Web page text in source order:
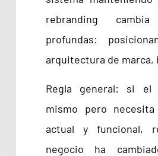
rebranding
profundas:
arquitectura de marca,
Regla general: si el
mismo pero
actual y funcional,
negocio ha